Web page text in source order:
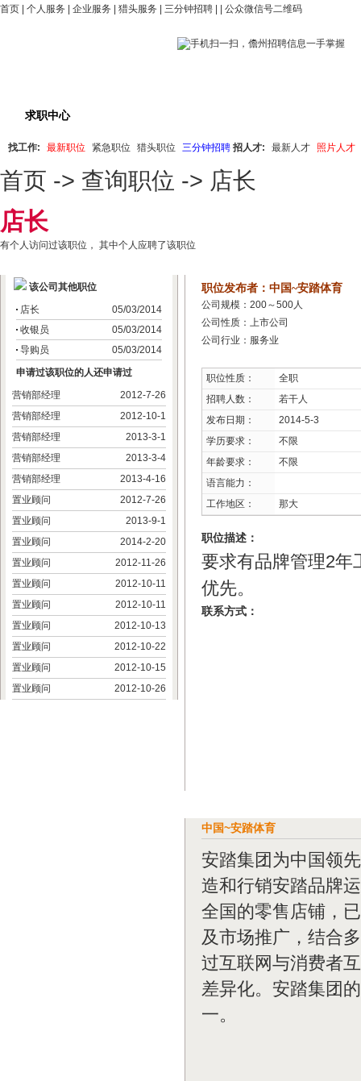
首页 个人服务 企业服务 猎头服务 三分钟招聘 公众微信号二维码
求职中心
找工作: 最新职位 紧急职位 猎头职位 三分钟招聘 招人才: 最新人才 照片人才
首页 -> 查询职位 -> 店长
店长
有个人访问过该职位， 其中个人应聘了该职位
该公司其他职位
店长
05/03/2014
收银员
05/03/2014
导购员
05/03/2014
申请过该职位的人还申请过
营销部经理
2012-7-26
营销部经理
2012-10-1
营销部经理
2013-3-1
营销部经理
2013-3-4
营销部经理
2013-4-16
置业顾问
2012-7-26
置业顾问
2013-9-1
置业顾问
2014-2-20
置业顾问
2012-11-26
置业顾问
2012-10-11
置业顾问
2012-10-11
置业顾问
2012-10-13
置业顾问
2012-10-22
置业顾问
2012-10-15
置业顾问
2012-10-26
职位发布者：中国~安踏体育
公司规模：200～500人
公司性质：上市公司
公司行业：服务业
职位性质：
全职
招聘人数：
若干人
发布日期：
2014-5-3
学历要求：
不限
年龄要求：
不限
语言能力：
工作地区：
那大
职位描述：
要求有品牌管理2年
优先。
联系方式：
中国~安踏体育
安踏集团为中国领
造和行销安踏品牌
全国的零售店铺，
及市场推广，结合
过互联网与消费者
差异化。安踏集团
一。